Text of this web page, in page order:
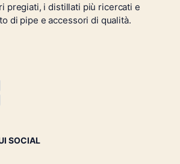
pregiati, i distillati più ricercati e
di pipe e accessori di qualità.
SOCIAL